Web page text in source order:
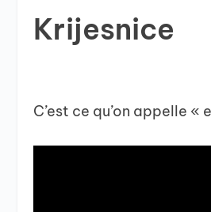
Krijesnice
C’est ce qu’on appelle «